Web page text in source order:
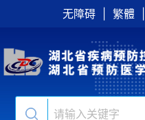
无障碍 繁體